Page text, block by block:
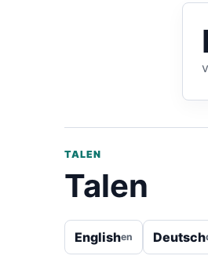
TALEN
Talen
Englishen Deutsch